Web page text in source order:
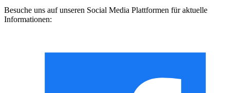
Besuche uns auf unseren Social Media Plattformen für aktuelle
Informationen: